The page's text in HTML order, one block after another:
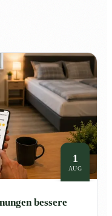
1
AUG
bessere